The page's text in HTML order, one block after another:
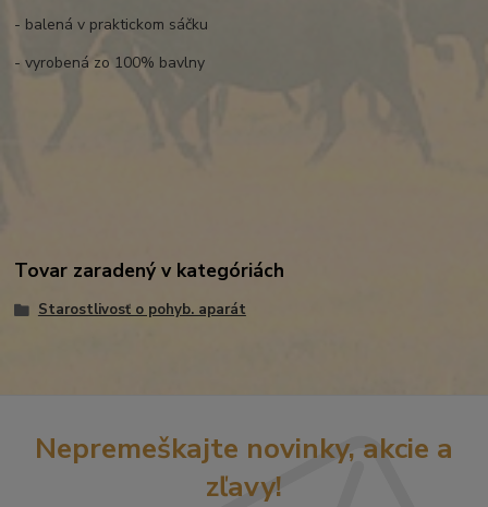
- balená v praktickom sáčku
- vyrobená zo 100% bavlny
Tovar zaradený v kategóriách
Starostlivosť o pohyb. aparát
Nepremeškajte novinky, akcie a
zľavy!